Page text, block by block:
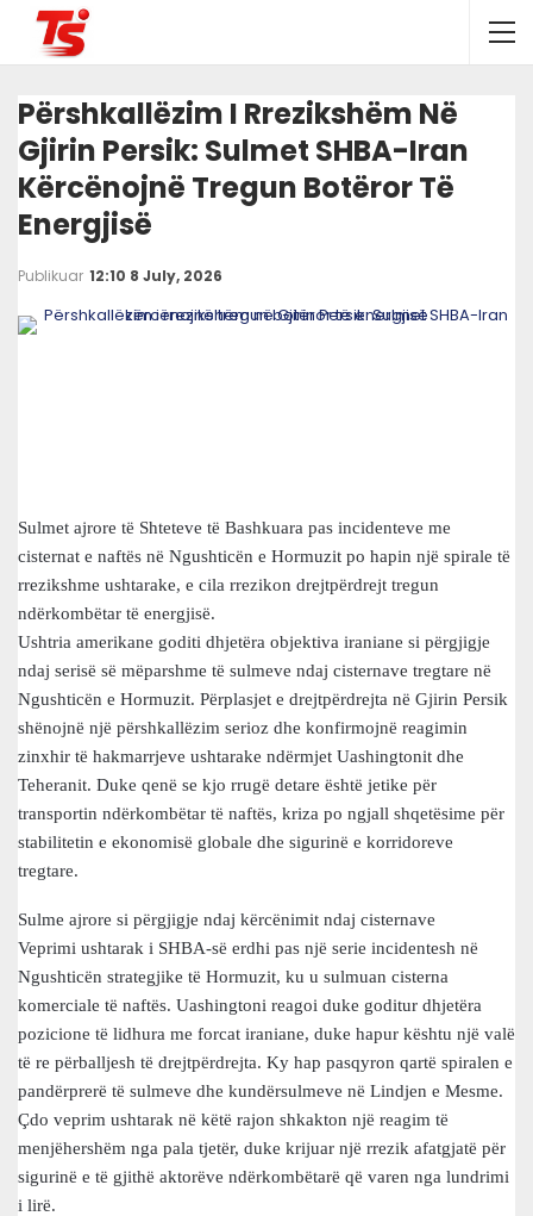
Përshkallëzim I Rrezikshëm Në
Gjirin Persik: Sulmet SHBA-Iran
Kërcënojnë Tregun Botëror Të
Energjisë
Publikuar 12:10 8 July, 2026
Sulmet ajrore të Shteteve të Bashkuara pas incidenteve me
cisternat e naftës në Ngushticën e Hormuzit po hapin një spirale të
rrezikshme ushtarake, e cila rrezikon drejtpërdrejt tregun
ndërkombëtar të energjisë.
Ushtria amerikane goditi dhjetëra objektiva iraniane si përgjigje
ndaj serisë së mëparshme të sulmeve ndaj cisternave tregtare në
Ngushticën e Hormuzit. Përplasjet e drejtpërdrejta në Gjirin Persik
shënojnë një përshkallëzim serioz dhe konfirmojnë reagimin
zinxhir të hakmarrjeve ushtarake ndërmjet Uashingtonit dhe
Teheranit. Duke qenë se kjo rrugë detare është jetike për
transportin ndërkombëtar të naftës, kriza po ngjall shqetësime për
stabilitetin e ekonomisë globale dhe sigurinë e korridoreve
tregtare.
Sulme ajrore si përgjigje ndaj kërcënimit ndaj cisternave
Veprimi ushtarak i SHBA-së erdhi pas një serie incidentesh në
Ngushticën strategjike të Hormuzit, ku u sulmuan cisterna
komerciale të naftës. Uashingtoni reagoi duke goditur dhjetëra
pozicione të lidhura me forcat iraniane, duke hapur kështu një valë
të re përballjesh të drejtpërdrejta. Ky hap pasqyron qartë spiralen e
pandërprerë të sulmeve dhe kundërsulmeve në Lindjen e Mesme.
Çdo veprim ushtarak në këtë rajon shkakton një reagim të
menjëhershëm nga pala tjetër, duke krijuar një rrezik afatgjatë për
sigurinë e të gjithë aktorëve ndërkombëtarë që varen nga lundrimi
i lirë.